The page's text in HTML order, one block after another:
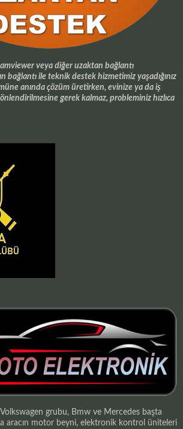
veya diğer uzaktan bağlantı
bağlantı ile teknik destek hizmetimiz yaşadığınız
anında çözüm üretirken, evinize ya da iş
gerek kalmaz, probleminiz hızlıca
Volkswagen grubu, Bmw ve Mercedes başta
aracın motor beyni, elektronik kontrol üniteleri